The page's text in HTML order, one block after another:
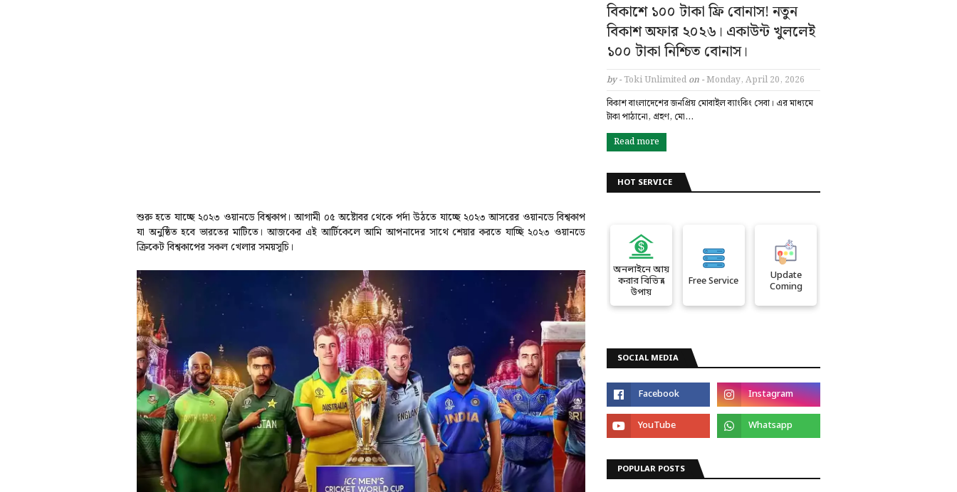
শুরু হতে যাচ্ছে ২০২৩ ওয়ানডে বিশ্বকাপ। আগামী ০৫ অষ্টোবর থেকে পর্দা উঠতে যাচ্ছে ২০২৩ আসরের ওয়ানডে বিশ্বকাপ
যা অনুষ্ঠিত হবে ভারতের মাটিতে। আজকের এই আর্টিকেলে আমি আপনাদের সাথে শেয়ার করতে যাচ্ছি ২০২৩ ওয়ানডে
ক্রিকেট বিশ্বকাপের সকল খেলার সময়সূচি।
বিকাশে ১০০ টাকা ফ্রি বোনাস! নতুন
বিকাশ অফার ২০২৬। একাউন্ট খুললেই
১০০ টাকা নিশ্চিত বোনাস।
by - Toki Unlimited on -Monday, April 20, 2026
বিকাশ বাংলাদেশের জনপ্রিয় মোবাইল ব্যাংকিং সেবা। এর মাধ্যমে
টাকা পাঠানো, গ্রহণ, মো…
Read more
HOT SERVICE
অনলাইনে আয়
করার বিভিন্ন
উপায়
Free Service
Update
Coming
SOCIAL MEDIA
POPULAR POSTS